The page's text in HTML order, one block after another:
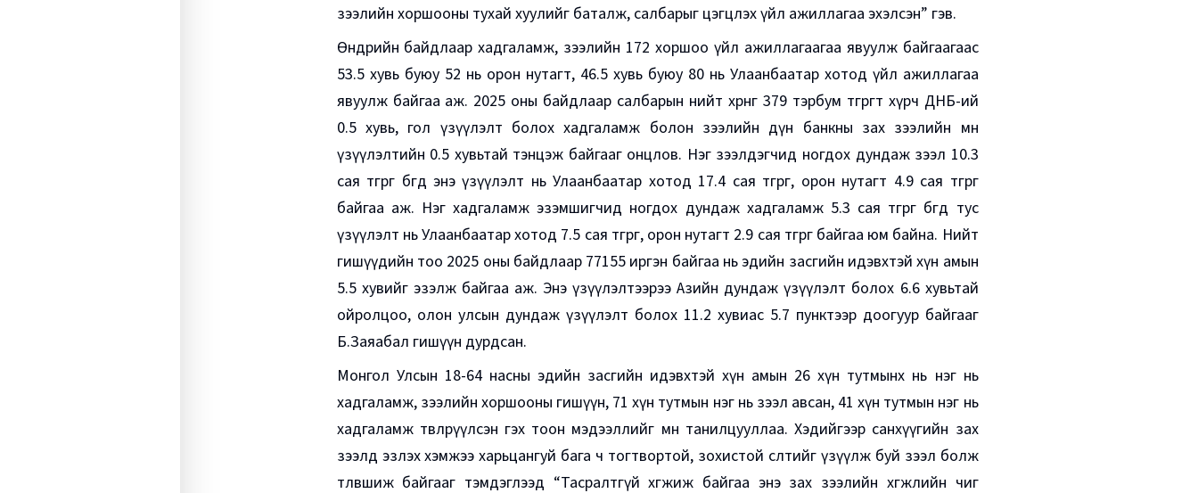
зээлийн хоршооны тухай хуулийг баталж, салбарыг цэгцлэх үйл ажиллагаа эхэлсэн” гэв.
Өнөөдрийн байдлаар хадгаламж, зээлийн 172 хоршоо үйл ажиллагаагаа явуулж байгаагаас
53.5 хувь буюу 52 нь орон нутагт, 46.5 хувь буюу 80 нь Улаанбаатар хотод үйл ажиллагаа
явуулж байгаа аж. 2025 оны байдлаар салбарын нийт хөрөнгө 379 тэрбум төгрөгт хүрч ДНБ-ий
0.5 хувь, гол үзүүлэлт болох хадгаламж болон зээлийн дүн банкны зах зээлийн мөн
үзүүлэлтийн 0.5 хувьтай тэнцэж байгааг онцлов. Нэг зээлдэгчид ногдох дундаж зээл 10.3
сая төгрөг бөгөөд энэ үзүүлэлт нь Улаанбаатар хотод 17.4 сая төгрөг, орон нутагт 4.9 сая төгрөг
байгаа аж. Нэг хадгаламж эзэмшигчид ногдох дундаж хадгаламж 5.3 сая төгрөг бөгөөд тус
үзүүлэлт нь Улаанбаатар хотод 7.5 сая төгрөг, орон нутагт 2.9 сая төгрөг байгаа юм байна. Нийт
гишүүдийн тоо 2025 оны байдлаар 77155 иргэн байгаа нь эдийн засгийн идэвхтэй хүн амын
5.5 хувийг эзэлж байгаа аж. Энэ үзүүлэлтээрээ Азийн дундаж үзүүлэлт болох 6.6 хувьтай
ойролцоо, олон улсын дундаж үзүүлэлт болох 11.2 хувиас 5.7 пунктээр доогуур байгааг
Б.Заяабал гишүүн дурдсан.
Монгол Улсын 18-64 насны эдийн засгийн идэвхтэй хүн амын 26 хүн тутмынх нь нэг нь
хадгаламж, зээлийн хоршооны гишүүн, 71 хүн тутмын нэг нь зээл авсан, 41 хүн тутмын нэг нь
хадгаламж төвлөрүүлсэн гэх тоон мэдээллийг мөн танилцууллаа. Хэдийгээр санхүүгийн зах
зээлд эзлэх хэмжээ харьцангуй бага ч тогтвортой, зохистой өсөлтийг үзүүлж буй зээл болж
төлөвшиж байгааг тэмдэглээд “Тасралтгүй хөгжиж байгаа энэ зах зээлийн хөгжлийн чиг